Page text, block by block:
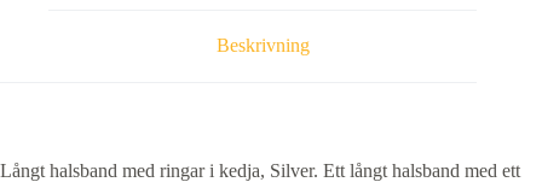
Beskrivning
Långt halsband med ringar i kedja, Silver. Ett långt halsband med ett